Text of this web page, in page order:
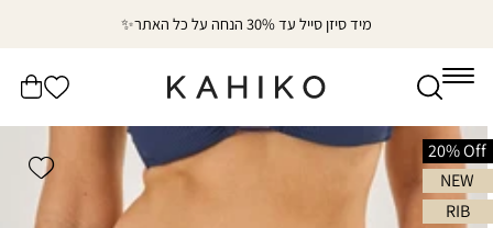
מיד סיזן סייל עד 30% הנחה על כל האתר✨
הרשימה
שלי עֲגָלָה
דלג
לפרטי
המוצר
20% Off
NEW
RIB